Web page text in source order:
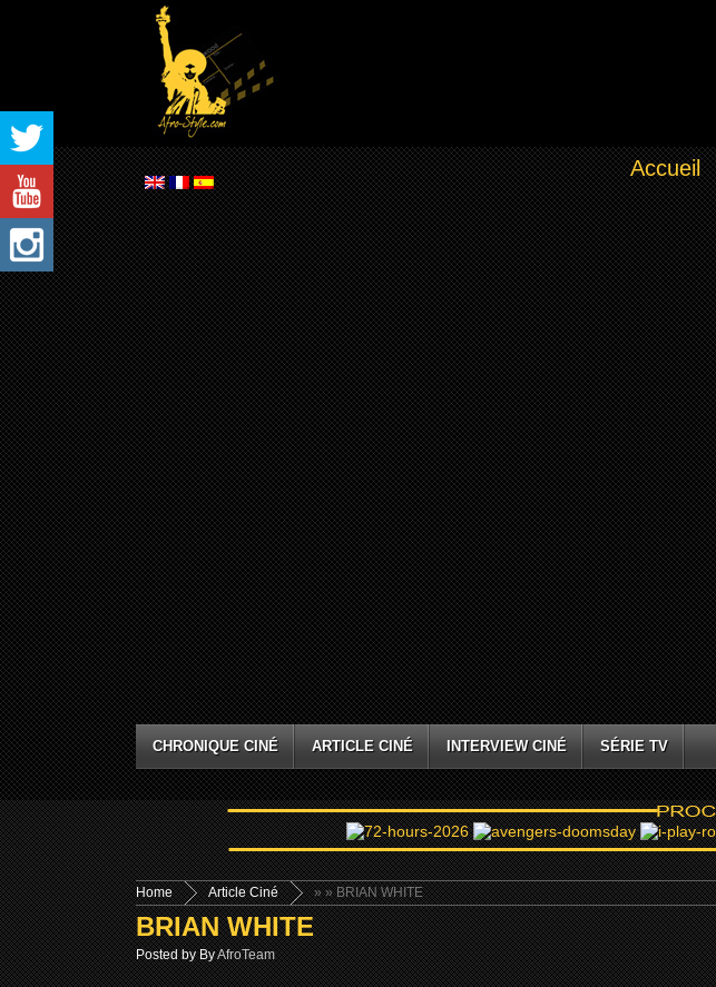
Accueil
CHRONIQUE CINÉ ARTICLE CINÉ INTERVIEW CINÉ SÉRIE TV
Home »
Article Ciné » BRIAN WHITE
BRIAN WHITE
Posted by ByAfroTeam